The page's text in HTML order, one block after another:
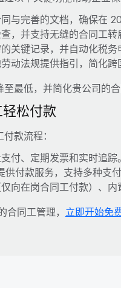
与完善的文档，确保在
，并支持无缝的合同工转
关键记录，并自动化税务
动法规提供指引，简化跨
最低，并简化贵公司的合
松付款
款流程：
付、定期发票和实时追踪。
付款服务，支持多种支付
向在岗合同工付款）、内
同工管理， 立即开始免